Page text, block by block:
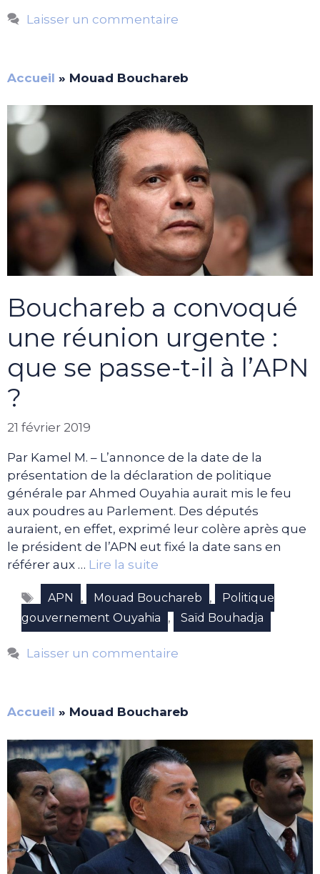
Laisser un commentaire
Accueil » Mouad Bouchareb
Bouchareb a convoqué
une réunion urgente :
que se passe-t-il à l’APN
?
21 février 2019
Par Kamel M. – L’annonce de la date de la
présentation de la déclaration de politique
générale par Ahmed Ouyahia aurait mis le feu
aux poudres au Parlement. Des députés
auraient, en effet, exprimé leur colère après que
le président de l’APN eut fixé la date sans en
référer aux … Lire la suite
Étiquettes
APN , Mouad Bouchareb ,
Politique
gouvernement Ouyahia
, Saïd Bouhadja
Laisser un commentaire
Accueil » Mouad Bouchareb